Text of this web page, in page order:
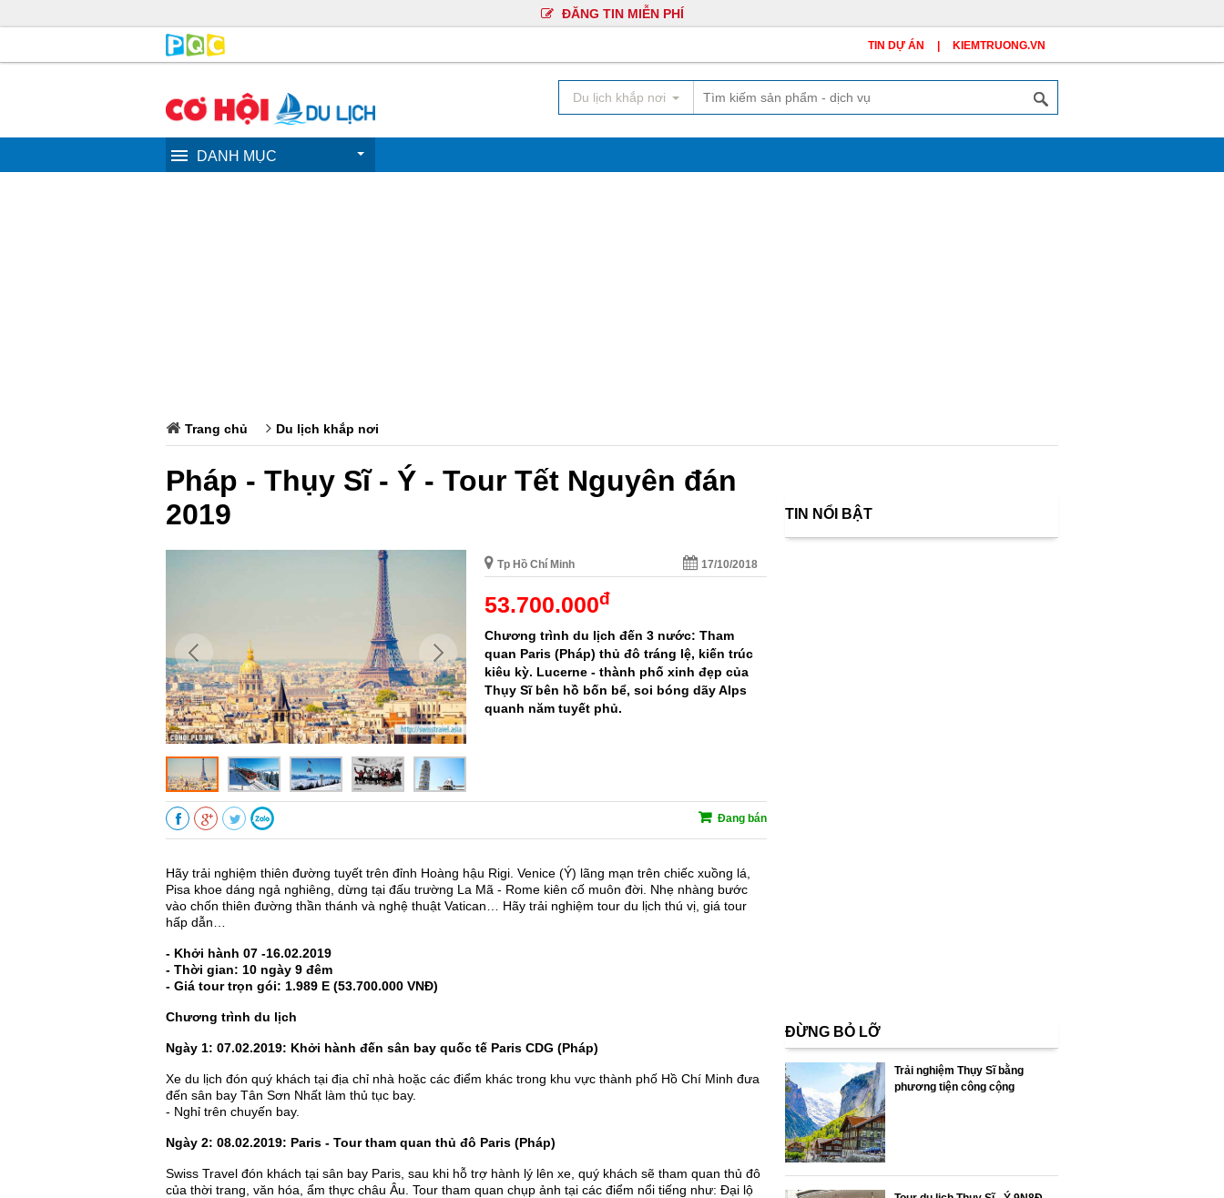
ĐĂNG TIN MIỄN PHÍ
KIEMTRUONG.VN
TIN DỰ ÁN
Du lịch khắp nơi
DANH MỤC
Trang chủ Du lịch khắp nơi
Pháp - Thụy Sĩ - Ý - Tour Tết Nguyên đán
2019
Tp Hồ Chí Minh 17/10/2018
53.700.000đ
Chương trình du lịch đến 3 nước: Tham
quan Paris (Pháp) thủ đô tráng lệ, kiến trúc
kiêu kỳ. Lucerne - thành phố xinh đẹp của
Thụy Sĩ bên hồ bốn bể, soi bóng dãy Alps
quanh năm tuyết phủ.
Đang bán
Hãy trải nghiệm thiên đường tuyết trên đỉnh Hoàng hậu Rigi. Venice (Ý) lãng mạn trên chiếc xuồng lá,
Pisa khoe dáng ngả nghiêng, dừng tại đấu trường La Mã - Rome kiên cố muôn đời. Nhẹ nhàng bước
vào chốn thiên đường thần thánh và nghệ thuật Vatican… Hãy trải nghiệm tour du lịch thú vị, giá tour
hấp dẫn…
- Khởi hành 07 -16.02.2019
- Thời gian: 10 ngày 9 đêm
- Giá tour trọn gói: 1.989 E (53.700.000 VNĐ)
Chương trình du lịch
Ngày 1: 07.02.2019: Khởi hành đến sân bay quốc tế Paris CDG (Pháp)
Xe du lịch đón quý khách tại địa chỉ nhà hoặc các điểm khác trong khu vực thành phố Hồ Chí Minh đưa
đến sân bay Tân Sơn Nhất làm thủ tục bay.
- Nghỉ trên chuyến bay.
Ngày 2: 08.02.2019: Paris - Tour tham quan thủ đô Paris (Pháp)
Swiss Travel đón khách tại sân bay Paris, sau khi hỗ trợ hành lý lên xe, quý khách sẽ tham quan thủ đô
của thời trang, văn hóa, ẩm thực châu Âu. Tour tham quan chụp ảnh tại các điểm nổi tiếng như: Đại lộ
TIN NỔI BẬT
ĐỪNG BỎ LỠ
Trải nghiệm Thụy Sĩ bằng
phương tiện công cộng